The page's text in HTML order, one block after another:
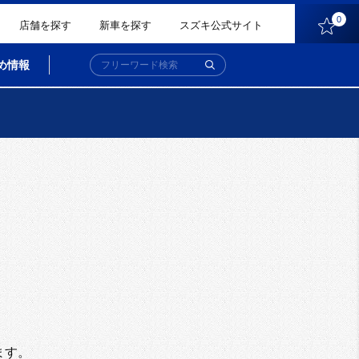
店舗を探す 新車を探す スズキ公式サイト 0
情報
す。